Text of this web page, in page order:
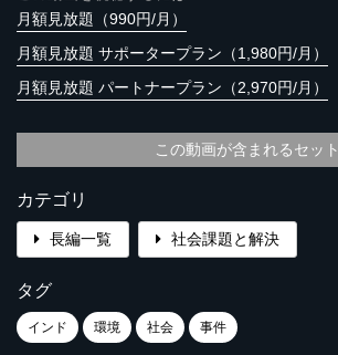
月額見放題（990円/月）
月額見放題 サポータープラン（1,980円/月）
月額見放題 パートナープラン（2,970円/月）
この動画が含まれるセット
カテゴリ
長編一覧 社会課題と解決
タグ
インド 環境 社会 事件